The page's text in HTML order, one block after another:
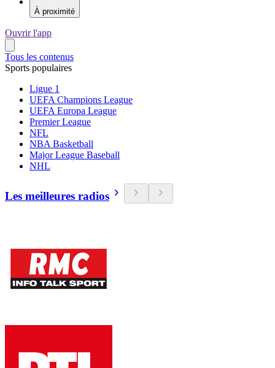
À proximité
Ouvrir l'app
Tous les contenus
Sports populaires
Ligue 1
UEFA Champions League
UEFA Europa League
Premier League
NFL
NBA Basketball
Major League Baseball
NHL
Les meilleures radios